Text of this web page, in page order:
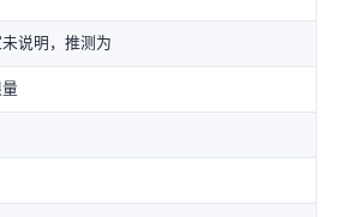
说明，推测为500Mbps
use)